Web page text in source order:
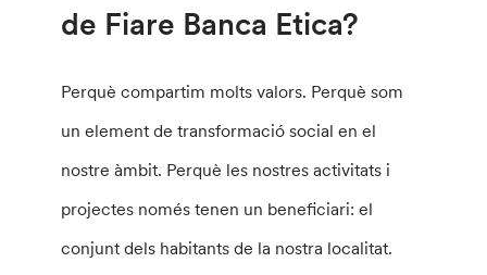
de Fiare Banca Etica?
Perquè compartim molts valors. Perquè som
un element de transformació social en el
nostre àmbit. Perquè les nostres activitats i
projectes només tenen un beneficiari: el
conjunt dels habitants de la nostra localitat.